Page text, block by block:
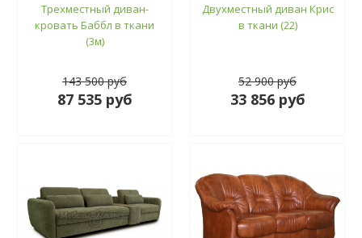
Трехместный диван-
кровать Баббл в ткани
(3м)
143 500 руб
87 535 руб
Двухместный диван Крис
в ткани (22)
52 900 руб
33 856 руб